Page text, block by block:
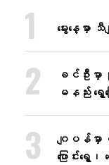
မွေးနေ့မှ
ခင်ဦးမှာ
မနည်း ရွှေ့ပ
ဂျပန်မှာ
ပြောင်းရွှ